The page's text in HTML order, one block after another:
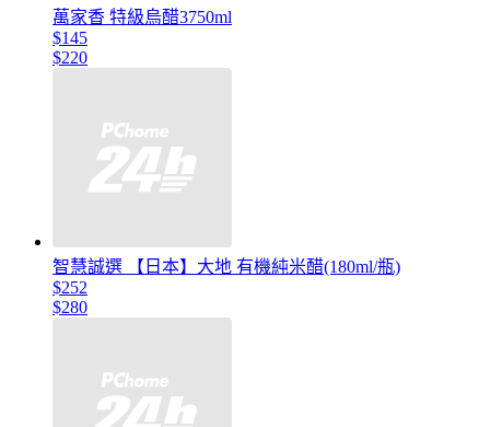
萬家香 特級烏醋3750ml
$145
$220
智慧誠選 【日本】大地 有機純米醋(180ml/瓶)
$252
$280